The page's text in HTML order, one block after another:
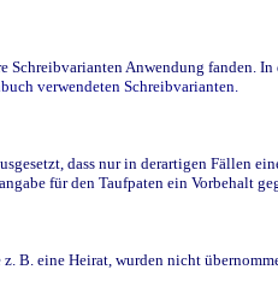
Anwendung fanden.
verwendeten Schreibvarianten.
dass nur in derartigen Fällen
für den Taufpaten ein Vorbehalt
B. eine Heirat, wurden nicht